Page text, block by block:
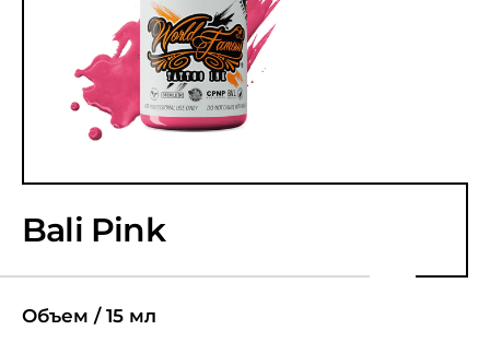
Гарантия и возврат
Контакты
Bali Pink
Объем / 15 мл